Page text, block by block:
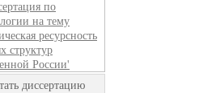
диссертацию